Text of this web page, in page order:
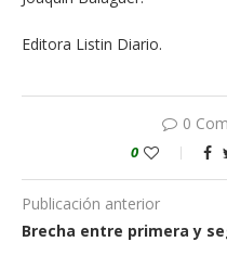
Editora Listin Diario.
0
0
Publicación anterior
Brecha entre primera y